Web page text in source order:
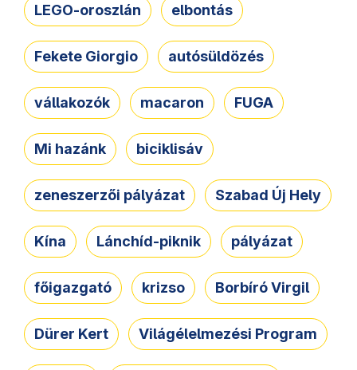
LEGO-oroszlán elbontás
Fekete Giorgio autósüldözés
vállakozók macaron FUGA
Mi hazánk biciklisáv
zeneszerzői pályázat Szabad Új Hely
Kína Lánchíd-piknik pályázat
főigazgató krizso Borbíró Virgil
Dürer Kert Világélelmezési Program